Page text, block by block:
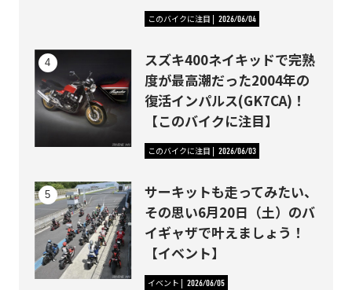
このバイクに注目 2026/06/04
スズキ400ネイキッドで完熟
度が最高潮だった2004年の
復活インパルス(GK7CA)！
【このバイクに注目】
このバイクに注目 2026/06/03
サーキットも走ってみたい、
その思い6月20日（土）のバ
イギャザで叶えましょう！
【イベント】
イベント 2026/06/05